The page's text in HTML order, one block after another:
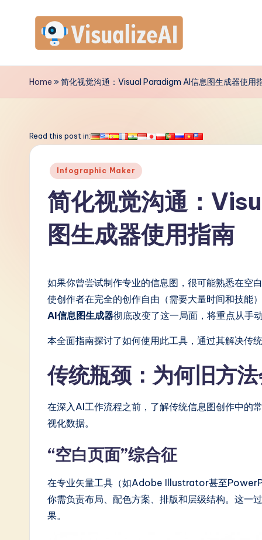
contentV
is
a
m
fi
C
hi
Home »简化视觉沟通：Visual Paradigm AI信息图生成器使用
Read this post in:
Posted
Infographic Maker
简化视觉沟通：
图生成器使用指南
如果你曾尝试制作专业的信息图，很可能熟悉在空
使创作者在完全的创作自由（需要大量时间和技能
AI信息图生成器彻底改变了这一局面，将重点从手
本全面指南探讨了如何使用此工具，通过其解决传
传统瓶颈：为何旧方
在深入AI工作流程之前，了解传统信息图创作中的
视化数据。
“空白页面”综合征
在专业矢量工具（如Adobe Illustrator甚至
你需负责布局、配色方案、排版和层级结构。这一
果。